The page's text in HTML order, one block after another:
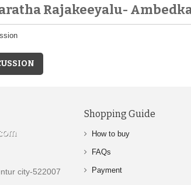
Rajakeeyalu-
city-522007
Shopping Guide
How to buy
FAQs
Payment